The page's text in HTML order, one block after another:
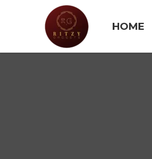
HOME